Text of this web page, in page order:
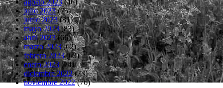
julio 2023(75)
junio 2023(81)
mayo 2023(83)
abril 2023(66)
marzo 2023(62)
febrero 2023(63)
enero 2023 (74)
diciembre 2022(73)
noviembre 2022(76)